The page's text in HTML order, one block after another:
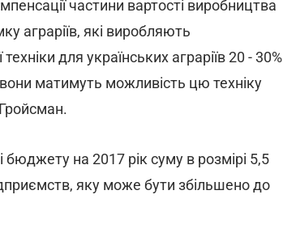
частини вартості виробництва
аграріїв, які виробляють
для українських аграріїв 20 - 30%
матимуть можливість цю техніку
на 2017 рік суму в розмірі 5,5
яку може бути збільшено до